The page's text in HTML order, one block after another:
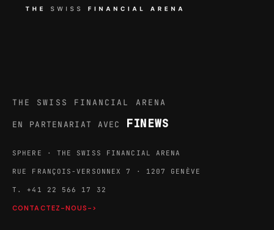
THE SWISS FINANCIAL ARENA
EN PARTENARIAT AVEC FINEWS
SPHERE · THE SWISS FINANCIAL ARENA
RUE FRANÇOIS-VERSONNEX 7 · 1207 GENÈVE
T. +41 22 566 17 32
CONTACTEZ-NOUS->